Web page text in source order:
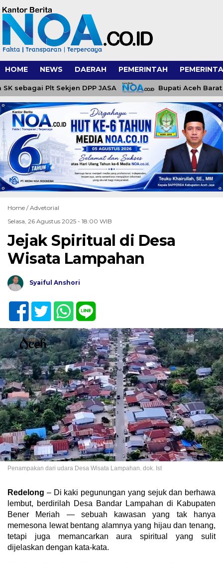
HOME NEWS DAERAH PEMERINTAH
Plt Sekjen DPP JASA Bupati Aceh Barat
Home /Advetorial
Selasa, 26 Agustus 2025 - 18:00 WIB
Jejak Spiritual di Desa
Wisata Lampahan
Syaiful Anshori
Penampakan dari udara Desa Wisata Lampahan. dok. Ist
Redelong – Di kaki pegunungan yang sejuk dan berhawa
lembut, berdirilah Desa Bandar Lampahan di Kabupaten
Bener Meriah — sebuah kawasan yang tak hanya
memesona lewat bentang alamnya yang hijau dan tenang,
tetapi juga memancarkan aura spiritual yang sulit
dijelaskan dengan kata-kata.